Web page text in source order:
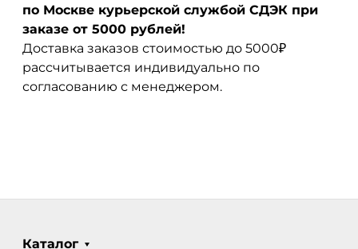
по Москве курьерской службой СДЭК при
заказе от 5000 рублей!
Доставка заказов стоимостью до 5000₽
рассчитывается индивидуально по
согласованию с менеджером.
Каталог